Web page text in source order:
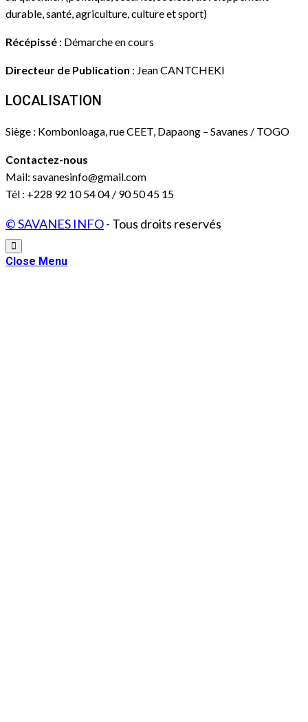
durable, santé, agriculture, culture et sport)
Récépissé : Démarche en cours
Directeur de Publication : Jean CANTCHEKI
LOCALISATION
Siège : Kombonloaga, rue CEET, Dapaong – Savanes / TOGO
Contactez-nous
Mail: savanesinfo@gmail.com
Tél : +228 92 10 54 04 / 90 50 45 15
© SAVANES INFO- Tous droits reservés
Close Menu